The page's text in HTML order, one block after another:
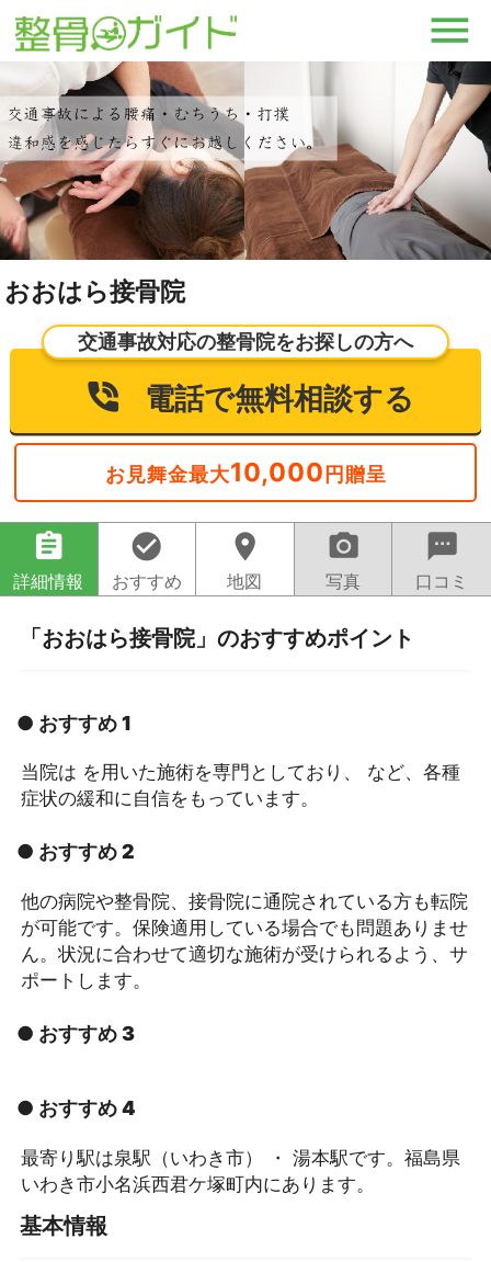
おおはら接骨院
交通事故対応の整骨院をお探しの方へ
電話で無料相談する
お見舞金最大10,000 円贈呈
assignment
詳細情報
check_circle
おすすめ
location_on
地図
camera_alt
写真
sms
口コミ
「おおはら接骨院」のおすすめポイント
● おすすめ 1
当院は を用いた施術を専門としており、 など、各種
症状の緩和に自信をもっています。
● おすすめ 2
他の病院や整骨院、接骨院に通院されている方も転院
が可能です。保険適用している場合でも問題ありませ
ん。状況に合わせて適切な施術が受けられるよう、サ
ポートします。
● おすすめ 3
● おすすめ 4
最寄り駅は泉駅（いわき市） ・ 湯本駅です。福島県
いわき市小名浜西君ケ塚町内にあります。
基本情報